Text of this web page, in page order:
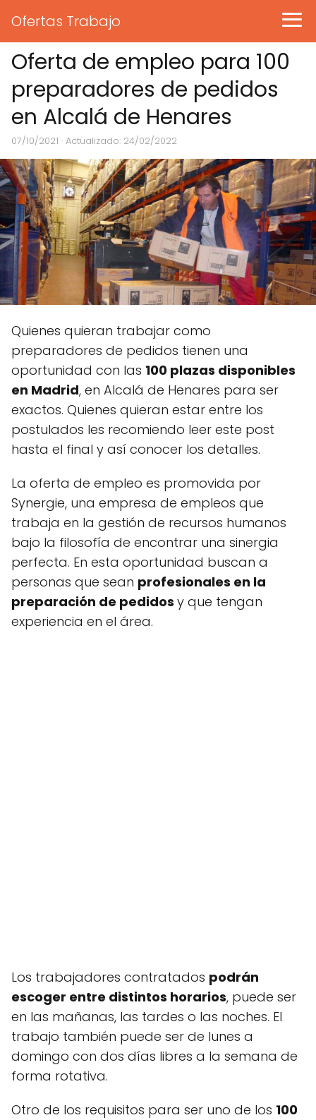
Ofertas Trabajo
Oferta de empleo para 100
preparadores de pedidos
en Alcalá de Henares
07/10/2021 · Actualizado: 24/02/2022
Quienes quieran trabajar como
preparadores de pedidos tienen una
oportunidad con las 100 plazas disponibles
en Madrid, en Alcalá de Henares para ser
exactos. Quienes quieran estar entre los
postulados les recomiendo leer este post
hasta el final y así conocer los detalles.
La oferta de empleo es promovida por
Synergie, una empresa de empleos que
trabaja en la gestión de recursos humanos
bajo la filosofía de encontrar una sinergia
perfecta. En esta oportunidad buscan a
personas que sean profesionales en la
preparación de pedidos y que tengan
experiencia en el área.
Los trabajadores contratados podrán
escoger entre distintos horarios, puede ser
en las mañanas, las tardes o las noches. El
trabajo también puede ser de lunes a
domingo con dos días libres a la semana de
forma rotativa.
Otro de los requisitos para ser uno de los 100